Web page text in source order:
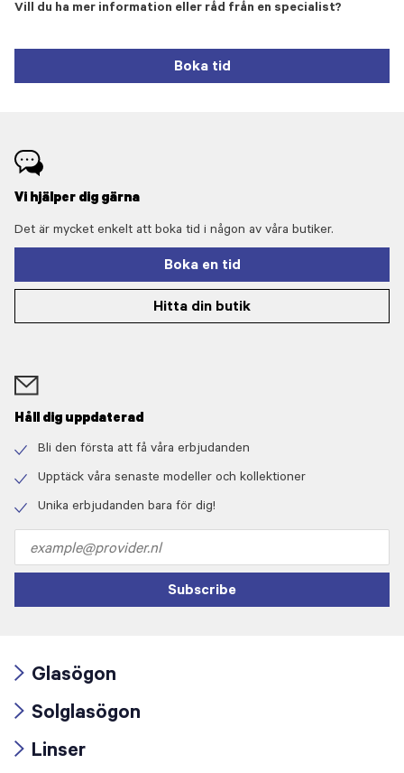
Vill du ha mer information eller råd från en specialist?
Boka tid
Vi hjälper dig gärna
Det är mycket enkelt att boka tid i någon av våra butiker.
Boka en tid
Hitta din butik
Håll dig uppdaterad
icon
Bli den första att få våra erbjudanden
icon
Upptäck våra senaste modeller och kollektioner
Unika erbjudanden bara för dig!
address
Subscribe
icon
Glasögon
icon
Solglasögon
Linser